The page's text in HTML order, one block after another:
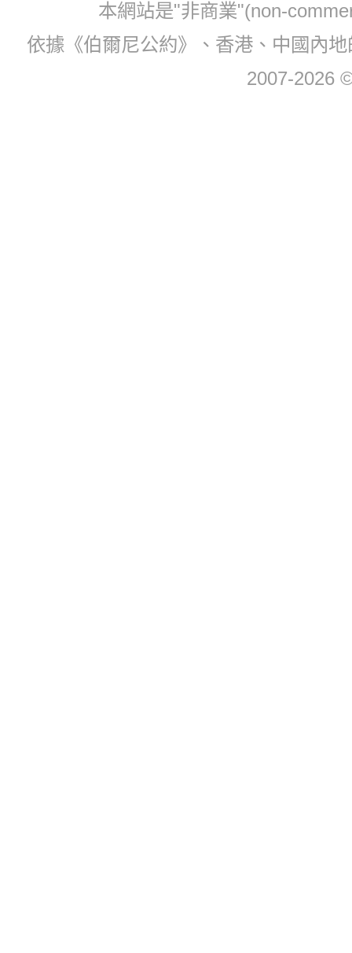
本網站是"非商業"(non-
依據《伯爾尼公約》、香港、中國內
2007-2026